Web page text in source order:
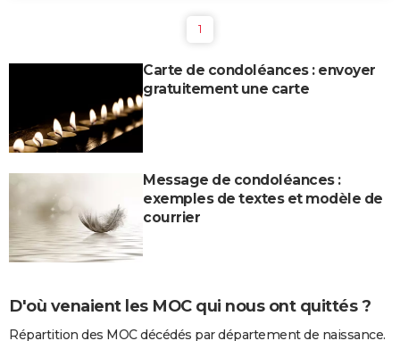
1
Carte de condoléances : envoyer
gratuitement une carte
Message de condoléances :
exemples de textes et modèle de
courrier
D'où venaient les MOC qui nous ont quittés ?
Répartition des MOC décédés par département de naissance.